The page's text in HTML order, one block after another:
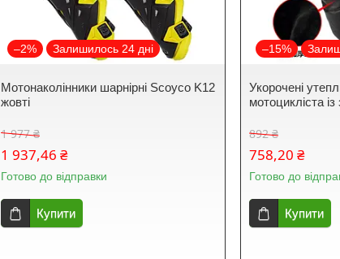
–2% Залишилось 24 дні
Мотонаколінники шарнірні Scoyco K12
жовті
1 977 ₴
1 937,46 ₴
Готово до відправки
Купити
–15%
Укорочені
мотоцикліста
892 ₴
758,20 ₴
Готово до
Купити